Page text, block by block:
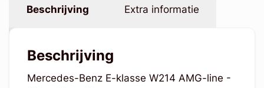
Beschrijving Extra informatie
Beschrijving
Mercedes-Benz E-klasse W214 AMG-line -